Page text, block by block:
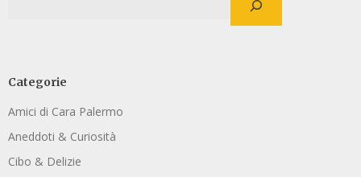
Categorie
Amici di Cara Palermo
Aneddoti & Curiosità
Cibo & Delizie